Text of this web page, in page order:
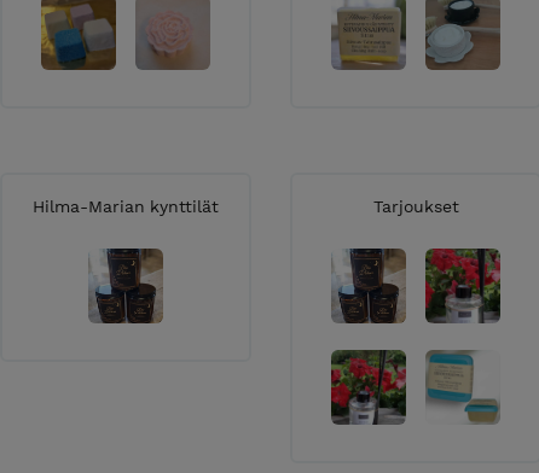
toimitetaan Suomen alueelle sekä
postiin parin seuraavan arkipäivän aikana.
loppuneet tuotteet verkkokaupasta, mutta
ilmoitamme tästä. Tilaukset pyritään
jokin tuote on pitempiaikaisesti loppu ja
kuluessa lisää, niin tilaus voidaan
palautus
Hilma-Marian kynttilät Tarjoukset